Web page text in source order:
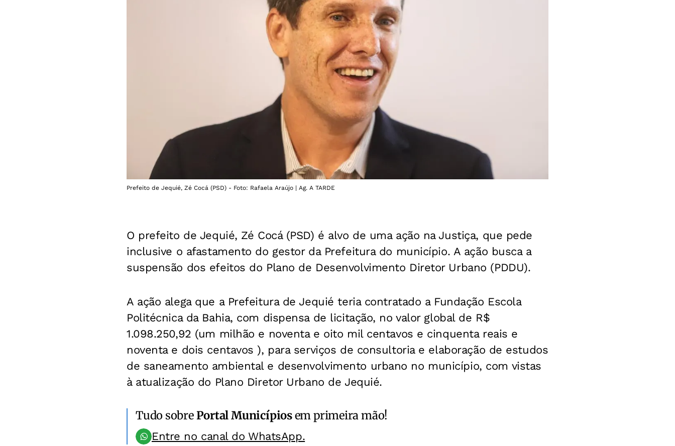
Prefeito de Jequié, Zé Cocá (PSD) - Foto: Rafaela Araújo | Ag. A TARDE
O prefeito de Jequié, Zé Cocá (PSD) é alvo de uma ação na Justiça, que pede
inclusive o afastamento do gestor da Prefeitura do município. A ação busca a
suspensão dos efeitos do Plano de Desenvolvimento Diretor Urbano (PDDU).
A ação alega que a Prefeitura de Jequié teria contratado a Fundação Escola
Politécnica da Bahia, com dispensa de licitação, no valor global de R$
1.098.250,92 (um milhão e noventa e oito mil centavos e cinquenta reais e
noventa e dois centavos ), para serviços de consultoria e elaboração de estudos
de saneamento ambiental e desenvolvimento urbano no município, com vistas
à atualização do Plano Diretor Urbano de Jequié.
Tudo sobrePortal Municípiosem primeira mão!
Entre no canal do WhatsApp.